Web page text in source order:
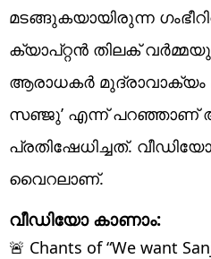
മടങ്ങുകയായിരുന്ന
ക്യാപ്റ്റന്‍ തിലക്
ആരാധകര്‍ മുദ്രാവാക്യം
സഞ്ജു’ എന്ന് പറഞ്ഞാണ്
പ്രതിഷേധിച്ചത്.
വൈറലാണ്.
വീഡിയോ കാണാം:
🚨 Chants of “We want